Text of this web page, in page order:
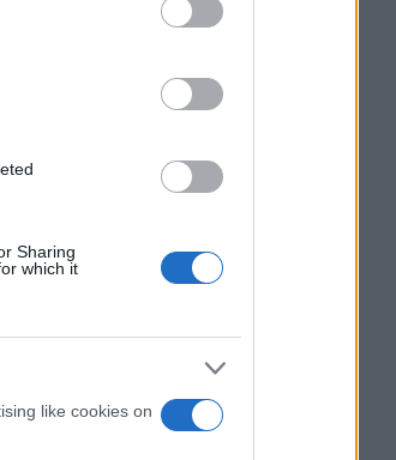
Sharing
which it
like cookies on
opción
a